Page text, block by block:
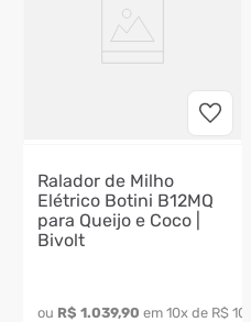
99
Ralador de Milho
Elétrico Botini B12MQ
para Queijo e Coco |
Bivolt
ou R$ 1.039,90 em 10x de R$ 103